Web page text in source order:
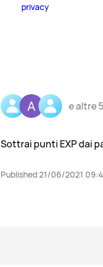
privacy
e altre
Sottrai punti EXP dai
Published 21/06/2021